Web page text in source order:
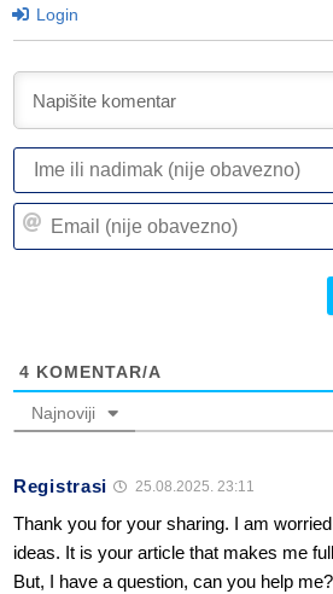
Login
4 KOMENTAR/A
Najnoviji
Registrasi 25.08.2025. 23:11
Thank you for your sharing. I am
ideas. It is your article that makes me
But, I have a question, can you help me?